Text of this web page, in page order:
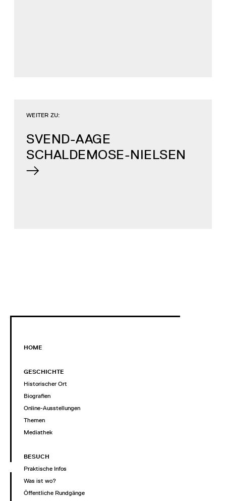
SVEND-AAGE
SCHALDEMOSE-NIELSEN
WEITER ZU:
HOME
GESCHICHTE
Historischer Ort
Biografien
Online-Ausstellungen
Themen
Mediathek
BESUCH
Praktische Infos
Was ist wo?
Öffentliche Rundgänge